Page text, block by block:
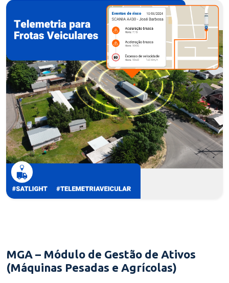
MGA – Módulo de Gestão de Ativos
(Máquinas Pesadas e Agrícolas)